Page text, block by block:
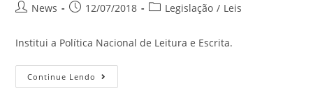
News 12/07/2018 Legislação / Leis
Institui a Política Nacional de Leitura e Escrita.
Continue Lendo